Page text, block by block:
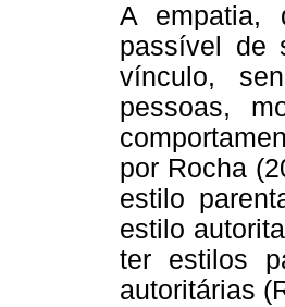
A empatia,
passível de
vínculo,
pessoas,
por Rocha
estilo
estilo
ter estilos
autoritárias